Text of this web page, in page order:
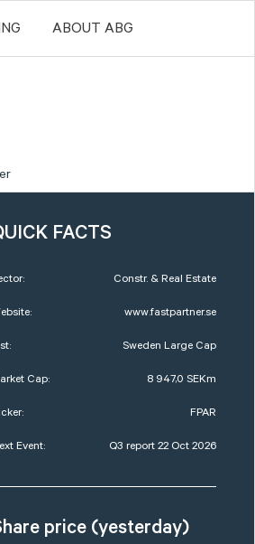
ABOUT ABG
FACTS
Constr. & Real Estate
www.fastpartner.se
Sweden Large Cap
Cap: 8 947,0 SEKm
FPAR
Event: Q3 report 22 Oct 2026
price (yesterday)